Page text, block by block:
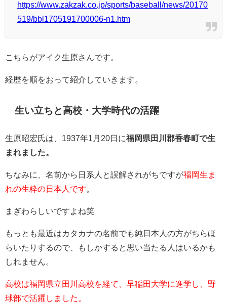
https://www.zakzak.co.jp/sports/baseball/news/20170
519/bbl1705191700006-n1.htm
こちらがアイク生原さんです。
経歴を順をおって紹介していきます。
生い立ちと高校・大学時代の活躍
生原昭宏氏は、1937年1月20日に福岡県田川郡香春町で生
まれました。
ちなみに、名前から日系人と誤解されがちですが福岡生ま
れの生粋の日本人です
まぎわらしいですよね笑
もっとも最近はカタカナの名前でも純日本人の方がちらほ
らいたりするので、もしかすると思い当たる人はいるかも
しれません。
高校は福岡県立田川高校を経て、早稲田大学に進学し、野
球部で活躍しました。